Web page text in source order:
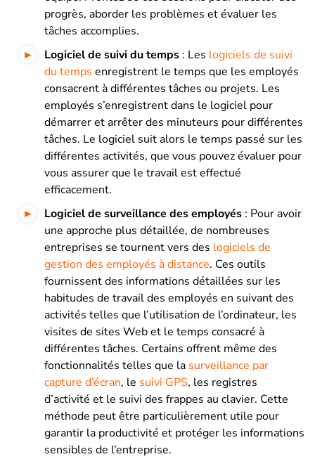
progrès, aborder les problèmes et évaluer les
tâches accomplies.
Logiciel de suivi du temps : Les logiciels de suivi
du temps enregistrent le temps que les employés
consacrent à différentes tâches ou projets. Les
employés s’enregistrent dans le logiciel pour
démarrer et arrêter des minuteurs pour différentes
tâches. Le logiciel suit alors le temps passé sur les
différentes activités, que vous pouvez évaluer pour
vous assurer que le travail est effectué
efficacement.
Logiciel de surveillance des employés : Pour avoir
une approche plus détaillée, de nombreuses
entreprises se tournent vers des logiciels de
gestion des employés à distance. Ces outils
fournissent des informations détaillées sur les
habitudes de travail des employés en suivant des
activités telles que l’utilisation de l’ordinateur, les
visites de sites Web et le temps consacré à
différentes tâches. Certains offrent même des
fonctionnalités telles que la surveillance par
capture d’écran, le suivi GPS, les registres
d’activité et le suivi des frappes au clavier. Cette
méthode peut être particulièrement utile pour
garantir la productivité et protéger les informations
sensibles de l’entreprise.